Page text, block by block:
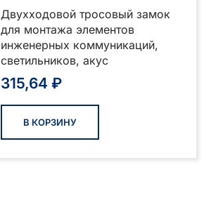
Двухходовой тросовый замок
для монтажа элементов
инженерных коммуникаций,
светильников, акус
315,64₽
В КОРЗИНУ